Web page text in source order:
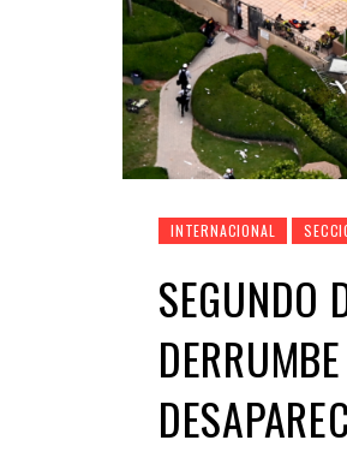
INTERNACIONAL
SEGUNDO